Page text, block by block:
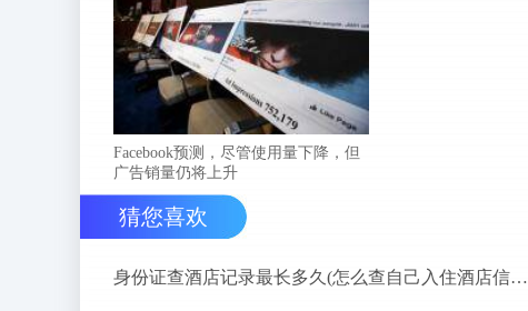
Facebook预测，尽管使用量下降，但
广告销量仍将上升
猜您喜欢
身份证查酒店记录最长多久(怎么查自己入住酒店信息)